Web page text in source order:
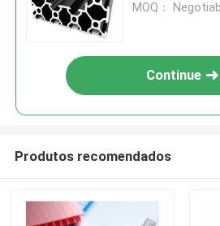
MOQ：
Continue
Produtos recomendados